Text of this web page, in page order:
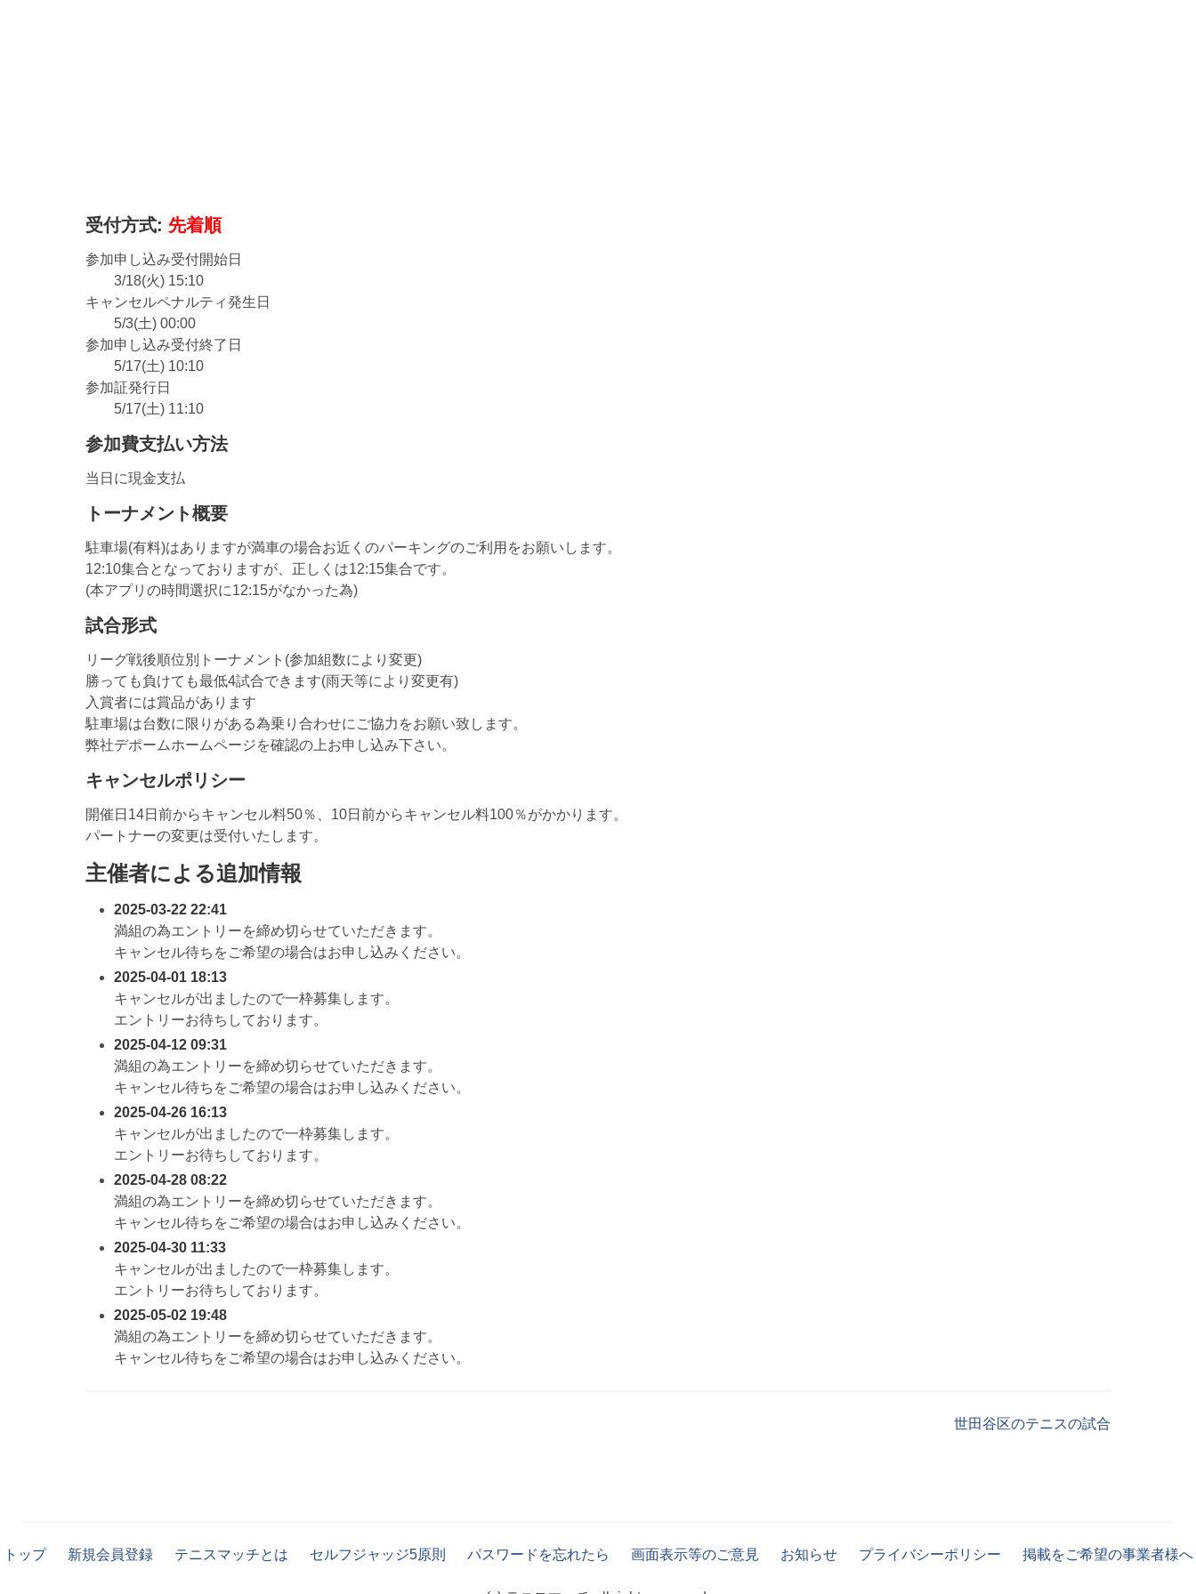
受付方式: 先着順
参加申し込み受付開始日
3/18(火) 15:10
キャンセルペナルティ発生日
5/3(土) 00:00
参加申し込み受付終了日
5/17(土) 10:10
参加証発行日
5/17(土) 11:10
参加費支払い方法
当日に現金支払
トーナメント概要
駐車場(有料)はありますが満車の場合お近くのパーキングのご利用をお願いします。
12:10集合となっておりますが、正しくは12:15集合です。
(本アプリの時間選択に12:15がなかった為)
試合形式
リーグ戦後順位別トーナメント(参加組数により変更)
勝っても負けても最低4試合できます(雨天等により変更有)
入賞者には賞品があります
駐車場は台数に限りがある為乗り合わせにご協力をお願い致します。
弊社デポームホームページを確認の上お申し込み下さい。
キャンセルポリシー
開催日14日前からキャンセル料50％、10日前からキャンセル料100％がかかります。
パートナーの変更は受付いたします。
主催者による追加情報
2025-03-22 22:41
満組の為エントリーを締め切らせていただきます。
キャンセル待ちをご希望の場合はお申し込みください。
2025-04-01 18:13
キャンセルが出ましたので一枠募集します。
エントリーお待ちしております。
2025-04-12 09:31
満組の為エントリーを締め切らせていただきます。
キャンセル待ちをご希望の場合はお申し込みください。
2025-04-26 16:13
キャンセルが出ましたので一枠募集します。
エントリーお待ちしております。
2025-04-28 08:22
満組の為エントリーを締め切らせていただきます。
キャンセル待ちをご希望の場合はお申し込みください。
2025-04-30 11:33
キャンセルが出ましたので一枠募集します。
エントリーお待ちしております。
2025-05-02 19:48
満組の為エントリーを締め切らせていただきます。
キャンセル待ちをご希望の場合はお申し込みください。
世田谷区のテニスの試合
トップ 新規会員登録 テニスマッチとは セルフジャッジ5原則 パスワードを忘れたら 画面表示等のご意見 お知らせ プライバシーポリシー 掲載をご希望の事業者様へ